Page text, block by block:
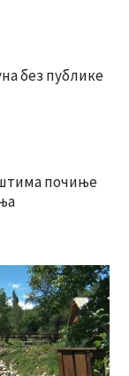
без публике
почиње